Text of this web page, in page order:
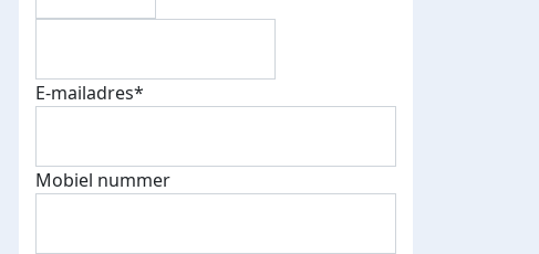
E-mails verstuurd
Top fondsenwerver
E-mailadres*
Mobiel nummer